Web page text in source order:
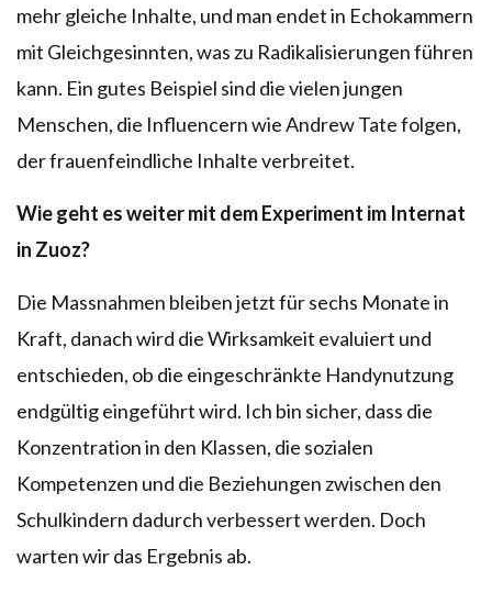
mehr gleiche Inhalte, und man endet in Echokammern
mit Gleichgesinnten, was zu Radikalisierungen führen
kann. Ein gutes Beispiel sind die vielen jungen
Menschen, die Influencern wie Andrew Tate folgen,
der frauenfeindliche Inhalte verbreitet.
Wie geht es weiter mit dem Experiment im Internat
in Zuoz?
Die Massnahmen bleiben jetzt für sechs Monate in
Kraft, danach wird die Wirksamkeit evaluiert und
entschieden, ob die eingeschränkte Handynutzung
endgültig eingeführt wird. Ich bin sicher, dass die
Konzentration in den Klassen, die sozialen
Kompetenzen und die Beziehungen zwischen den
Schulkindern dadurch verbessert werden. Doch
warten wir das Ergebnis ab.